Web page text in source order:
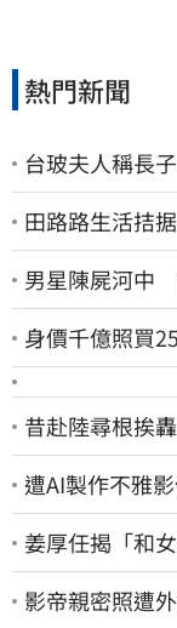
熱門新聞
台玻夫人稱長
田路路生活拮
男星陳屍河中
身價千億照買
昔赴陸尋根挨
遭AI製作不雅
姜厚任揭「和
影帝親密照遭